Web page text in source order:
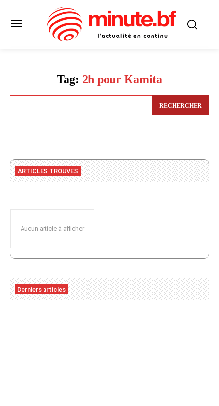
Tag: 2h pour Kamita
RECHERCHER
ARTICLES TROUVES
Aucun article à afficher
Derniers articles